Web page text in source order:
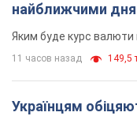
найближчими
Яким буде курс валюти
11 часов назад 149,5
Українцям